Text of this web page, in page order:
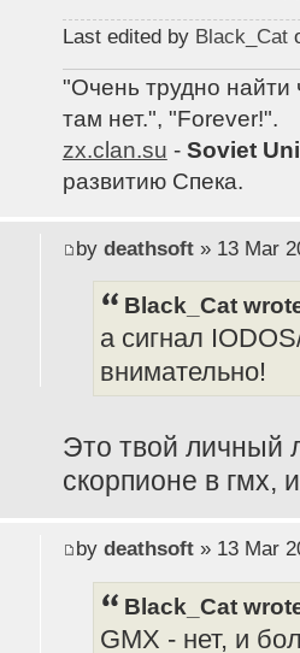
Last edited by Black_Cat
"Очень трудно найти
там нет.", "Forever!".
zx.clan.su - Soviet
развитию Спека.
by deathsoft» 13 Mar
Black_Cat
а сигнал
внимательно!
Это твой личный
скорпионе в гмх,
by deathsoft» 13 Mar
Black_Cat
GMX - нет, и